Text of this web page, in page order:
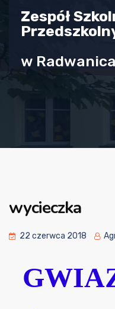
Zespół
w
wycieczka
22 czerwca 2018